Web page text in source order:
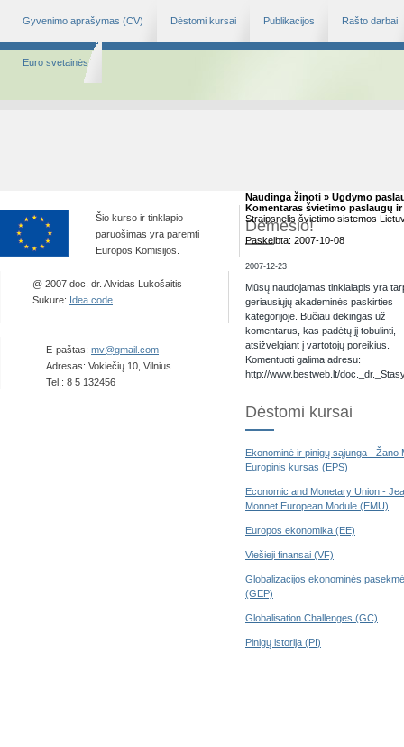
Gyvenimo aprašymas (CV) Dėstomi kursai Publikacijos Rašto darbai
Euro svetainės
Naudinga žinoti » Ugdymo
Komentaras švietimo paslaugų
Straipsnelis švietimo sistemos
Paskelbta: 2007-10-08
Dėmesio!
2007-12-23
Mūsų naudojamas tinklalapis yra
geriausiųjų akademinės paskirties
kategorijoje. Būčiau dėkingas už
komentarus, kas padėtų jį tobulinti,
atsižvelgiant į vartotojų poreikius.
Komentuoti galima adresu:
http://www.bestweb.lt/
Dėstomi kursai
Ekonominė ir pinigų sąjunga - Žano
Europinis kursas (EPS)
Economic and Monetary Union -
Monnet European Module (EMU)
Europos ekonomika (EE)
Viešieji finansai (VF)
Globalizacijos ekonominės
(GEP)
Globalisation Challenges (GC)
Pinigų istorija (PI)
Šio kurso ir tinklapio
paruošimas yra paremti
Europos Komisijos.
@ 2007 doc. dr. Alvidas Lukošaitis
Sukure: Idea code
E-paštas: mv@gmail.com
Adresas: Vokiečių 10, Vilnius
Tel.: 8 5 132456